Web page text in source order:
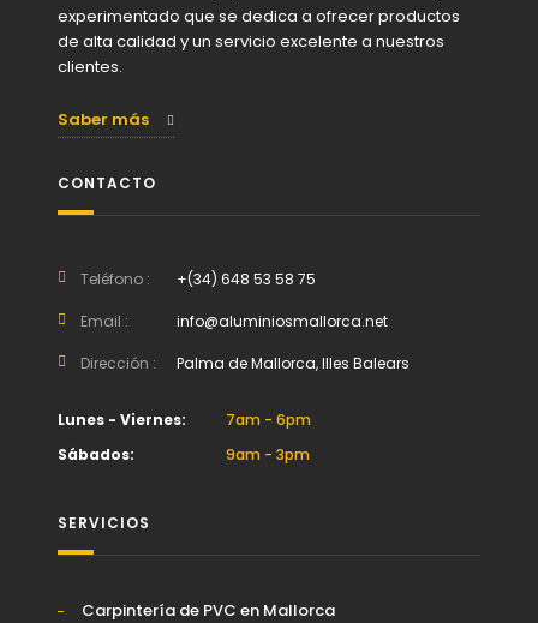
experimentado que se dedica a ofrecer productos
de alta calidad y un servicio excelente a nuestros
clientes.
Saber más
CONTACTO
Teléfono : +(34) 648 53 58 75
Email : info@aluminiosmallorca.net
Dirección : Palma de Mallorca, Illes Balears
Lunes - Viernes:
7am - 6pm
Sábados:
9am - 3pm
SERVICIOS
Carpintería de PVC en Mallorca